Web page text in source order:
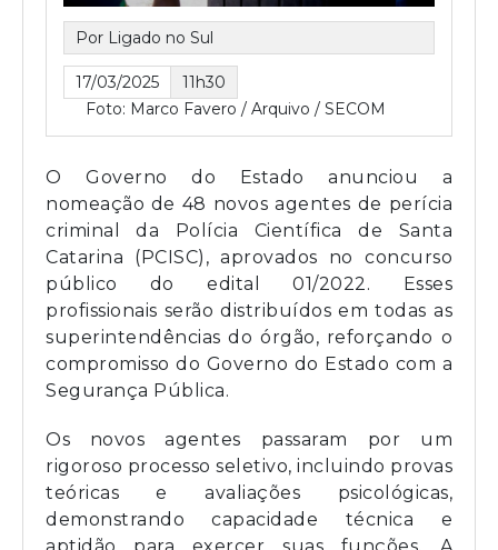
Por Ligado no Sul
17/03/2025
11h30
Foto: Marco Favero / Arquivo / SECOM
O Governo do Estado anunciou a
nomeação de 48 novos agentes de perícia
criminal da Polícia Científica de Santa
Catarina (PCISC), aprovados no concurso
público do edital 01/2022. Esses
profissionais serão distribuídos em todas as
superintendências do órgão, reforçando o
compromisso do Governo do Estado com a
Segurança Pública.
Os novos agentes passaram por um
rigoroso processo seletivo, incluindo provas
teóricas e avaliações psicológicas,
demonstrando capacidade técnica e